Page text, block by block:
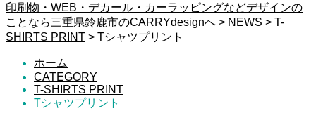
印刷物・WEB・デカール・カーラッピングなどデザインの
ことなら三重県鈴鹿市のCARRYdesignへ > NEWS > T-
SHIRTS PRINT > Tシャツプリント
ホーム
CATEGORY
T-SHIRTS PRINT
Tシャツプリント